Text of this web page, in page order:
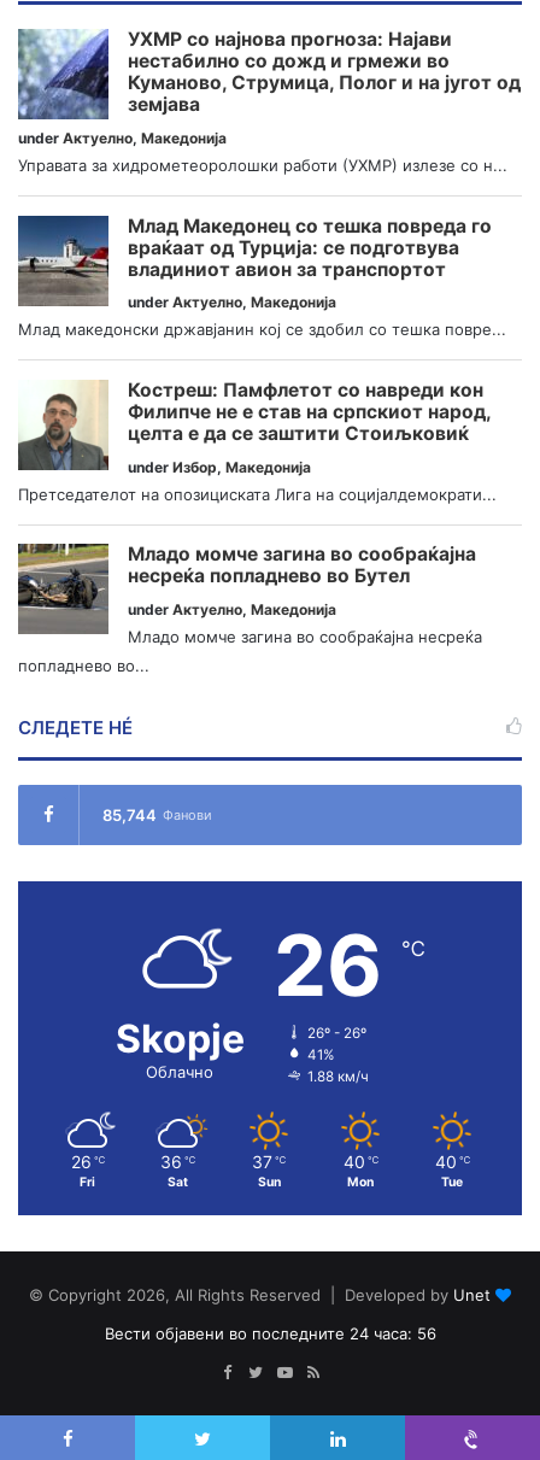
УХМР со најнова прогноза: Најави
нестабилно со дожд и грмежи во
Куманово, Струмица, Полог и на југот од
земјава
under Актуелно, Македонија
Управата за хидрометеоролошки работи (УХМР) излезе со н...
Млад Македонец со тешка повреда го
враќаат од Турција: се подготвува
владиниот авион за транспортот
under Актуелно, Македонија
Млад македонски државјанин кој се здобил со тешка повре...
Костреш: Памфлетот со навреди кон
Филипче не е став на српскиот народ,
целта е да се заштити Стоиљковиќ
under Избор, Македонија
Претседателот на опозициската Лига на социјалдемократи...
Младо момче загина во сообраќајна
несреќа попладнево во Бутел
under Актуелно, Македонија
Младо момче загина во сообраќајна несреќа
попладнево во...
СЛЕДЕТЕ НÉ
85,744 Фанови
Skopje
Облачно
26 ℃
26º - 26º
41%
1.88 км/ч
26 ℃
Fri
36 ℃
Sat
37 ℃
Sun
40 ℃
Mon
40 ℃
Tue
© Copyright 2026, All Rights Reserved | Developed by Unet
Вести објавени во последните 24 часа: 56
Facebook
TwitterYouTube
RSS